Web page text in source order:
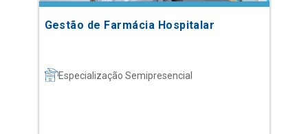
Gestão de Farmácia Hospitalar
Especialização Semipresencial